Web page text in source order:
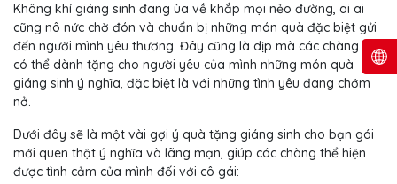
Không khí giáng sinh đang ùa về khắp mọi nẻo đường, ai ai
cũng nô nức chờ đón và chuẩn bị những món quà đặc biệt gửi
đến người mình yêu thương. Đây cũng là dịp mà các chàng trai
có thể dành tặng cho người yêu của mình những món quà
giáng sinh ý nghĩa, đặc biệt là với những tình yêu đang chớm
nở.
Dưới đây sẽ là một vài gợi ý quà tặng giáng sinh cho bạn gái
mới quen thật ý nghĩa và lãng mạn, giúp các chàng thể hiện
được tình cảm của mình đối với cô gái: